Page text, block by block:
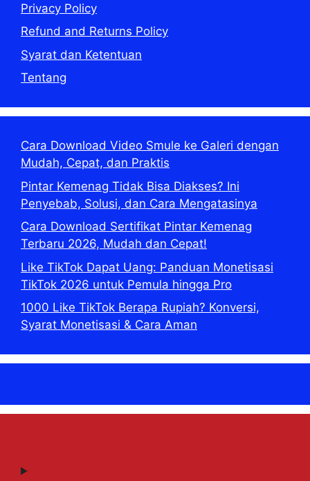
Privacy Policy
Refund and Returns Policy
Syarat dan Ketentuan
Tentang
Cara Download Video Smule ke Galeri dengan
Mudah, Cepat, dan Praktis
Pintar Kemenag Tidak Bisa Diakses? Ini
Penyebab, Solusi, dan Cara Mengatasinya
Cara Download Sertifikat Pintar Kemenag
Terbaru 2026, Mudah dan Cepat!
Like TikTok Dapat Uang: Panduan Monetisasi
TikTok 2026 untuk Pemula hingga Pro
1000 Like TikTok Berapa Rupiah? Konversi,
Syarat Monetisasi & Cara Aman